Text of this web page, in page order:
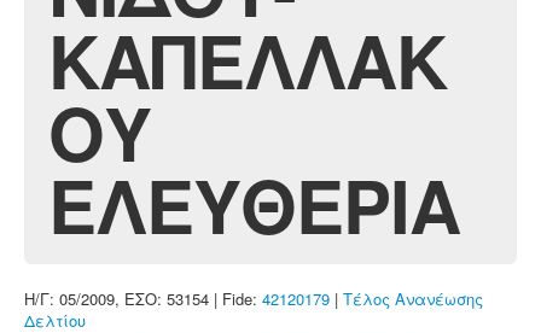
LoginΚΑΠΕΛΛΑΚ
ΟΥ
ΕΛΕΥΘΕΡΙΑ
Η/Γ: 05/2009, ΕΣΟ: 53154 | Fide: 42120179 | Τέλος Ανανέωσης
Δελτίου